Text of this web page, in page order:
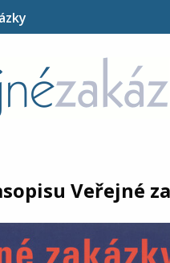
Veřejné